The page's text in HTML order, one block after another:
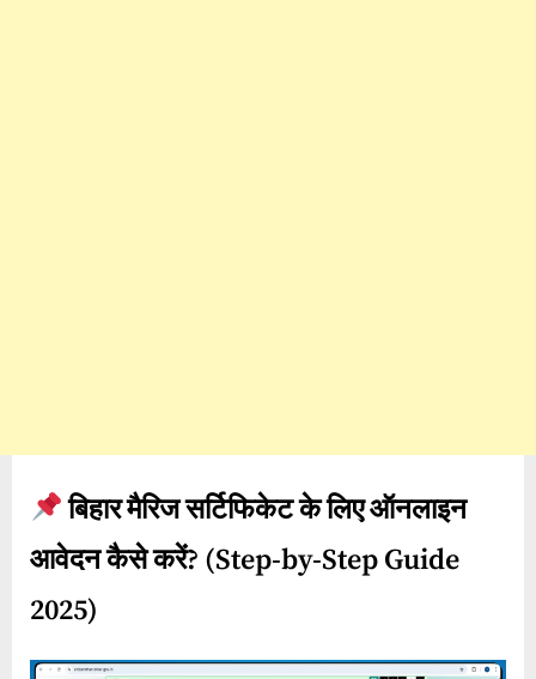
बिहार मैरिज सर्टिफिकेट के लिए ऑनलाइन
आवेदन कैसे करें? (Step-by-Step Guide
2025)